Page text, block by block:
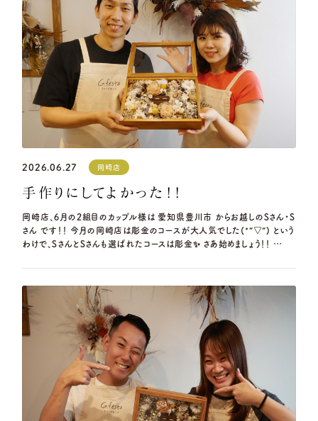
2026.06.27 岡崎店
手作りにしてよかった！！
岡崎店、6月の2組目のカップル様は 愛知県豊川市 からお越しのSさん・S
さん です！！ 今月の岡崎店は彫金のコースが大人気でした(*”▽”) という
わけで、SさんとSさんも選ばれたコースは彫金✨ さあ始めましょう！！ …